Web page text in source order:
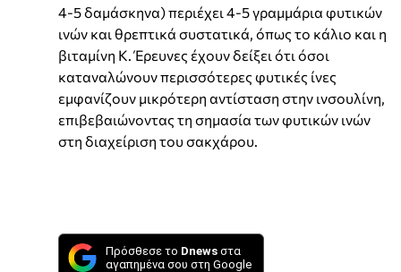
4-5 δαμάσκηνα) περιέχει 4-5 γραμμάρια φυτικών
ινών και θρεπτικά συστατικά, όπως το κάλιο και η
βιταμίνη Κ. Έρευνες έχουν δείξει ότι όσοι
καταναλώνουν περισσότερες φυτικές ίνες
εμφανίζουν μικρότερη αντίσταση στην ινσουλίνη,
επιβεβαιώνοντας τη σημασία των φυτικών ινών
στη διαχείριση του σακχάρου.
Πρόσθεσε το Dnews στα
αγαπημένα σου στη Google